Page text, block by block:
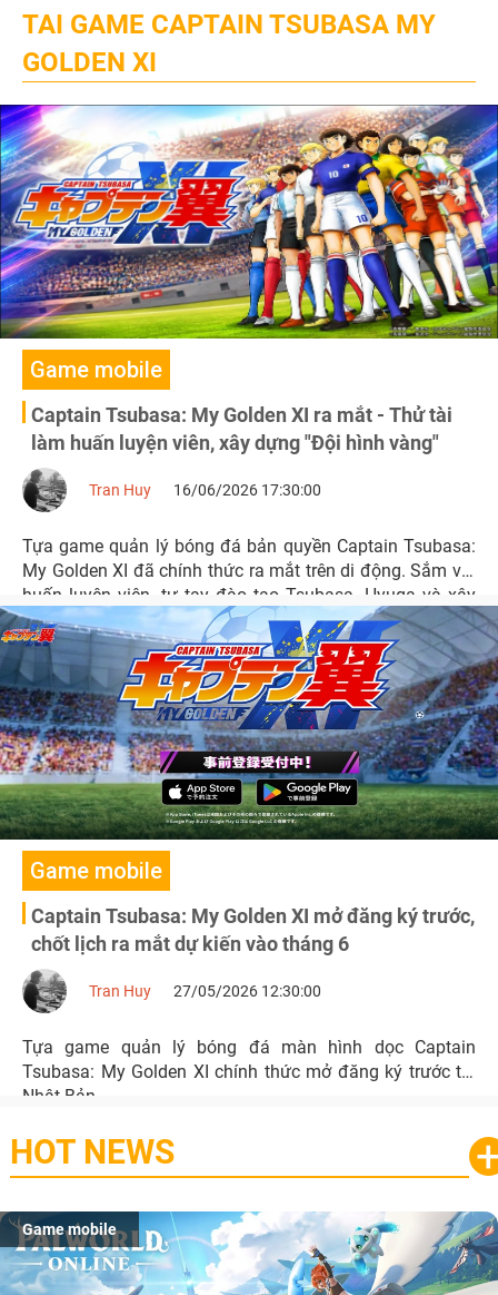
TAI GAME CAPTAIN TSUBASA MY
GOLDEN XI
Game mobile
Captain Tsubasa: My Golden XI ra mắt - Thử tài
làm huấn luyện viên, xây dựng "Đội hình vàng"
Tran Huy 16/06/2026 17:30:00
Tựa game quản lý bóng đá bản quyền Captain Tsubasa:
My Golden XI đã chính thức ra mắt trên di động. Sắm vai
huấn luyện viên, tự tay đào tạo Tsubasa, Hyuga và xây
dựng đội hình chiến thuật để chinh phục đỉnh cao thế
giới.
Game mobile
Captain Tsubasa: My Golden XI mở đăng ký trước,
chốt lịch ra mắt dự kiến vào tháng 6
Tran Huy 27/05/2026 12:30:00
Tựa game quản lý bóng đá màn hình dọc Captain
Tsubasa: My Golden XI chính thức mở đăng ký trước tại
Nhật Bản.
HOT NEWS
Game mobile